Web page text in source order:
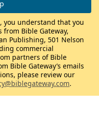
you understand that you
Bible Gateway,
Publishing, 501 Nelson
commercial
partners of Bible
Bible Gateway’s emails
please review our
.